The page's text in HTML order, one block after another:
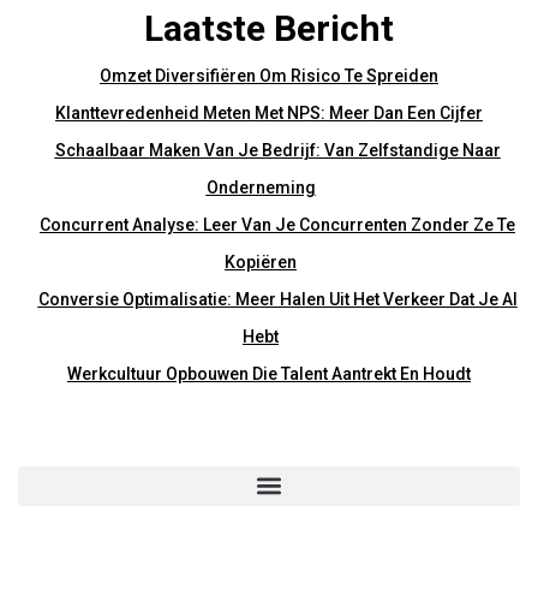
Laatste Bericht
Omzet Diversifiëren Om Risico Te Spreiden
Klanttevredenheid Meten Met NPS: Meer Dan Een Cijfer
Schaalbaar Maken Van Je Bedrijf: Van Zelfstandige Naar
Onderneming
Concurrent Analyse: Leer Van Je Concurrenten Zonder Ze Te
Kopiëren
Conversie Optimalisatie: Meer Halen Uit Het Verkeer Dat Je Al
Hebt
Werkcultuur Opbouwen Die Talent Aantrekt En Houdt